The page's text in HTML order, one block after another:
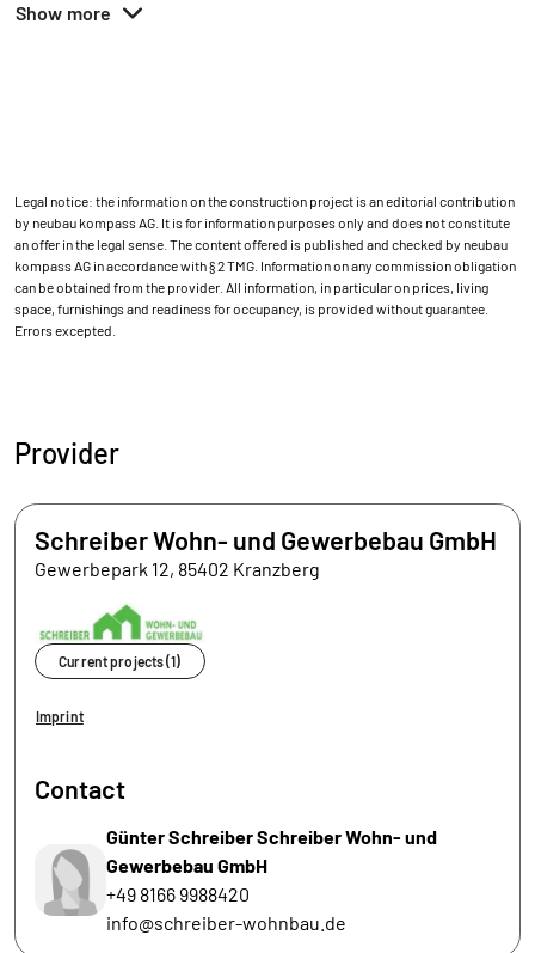
Show more
Legal notice: the information on the construction project is an editorial contribution
by neubau kompass AG. It is for information purposes only and does not constitute
an offer in the legal sense. The content offered is published and checked by neubau
kompass AG in accordance with § 2 TMG. Information on any commission obligation
can be obtained from the provider. All information, in particular on prices, living
space, furnishings and readiness for occupancy, is provided without guarantee.
Errors excepted.
Provider
Schreiber Wohn- und Gewerbebau GmbH
Gewerbepark 12, 85402 Kranzberg
Current projects (1)
Imprint
Contact
Günter Schreiber Schreiber Wohn- und
Gewerbebau GmbH
+49 8166 9988420
info@schreiber-wohnbau.de